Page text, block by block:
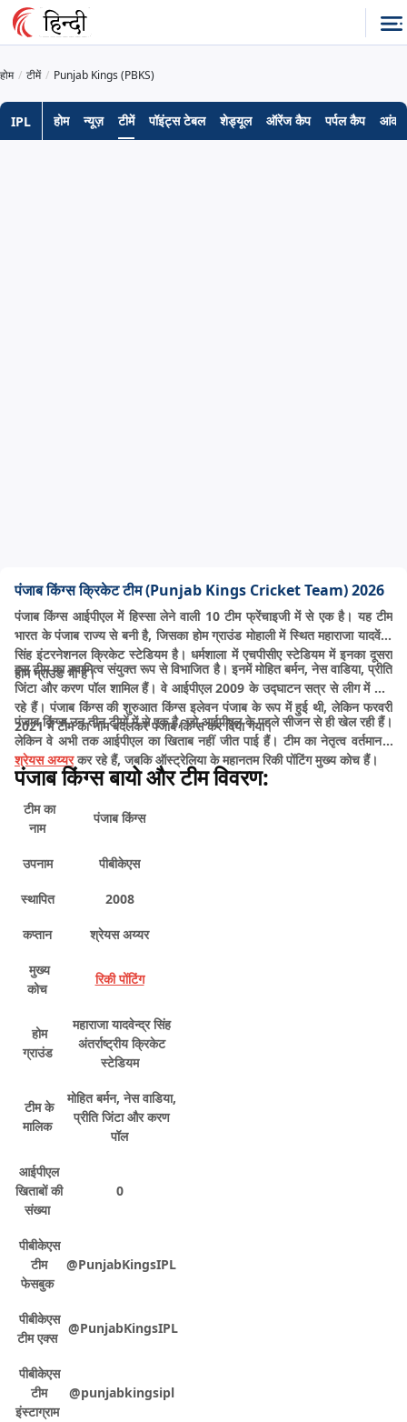
होम टीमें Punjab Kings (PBKS)
IPL होम न्यूज़ टीमें पॉइंट्स टेबल शेड्यूल ऑरेंज कैप पर्पल कैप आंकड़े
पंजाब किंग्स क्रिकेट टीम (Punjab Kings Cricket Team) 2026
पंजाब किंग्स आईपीएल में हिस्सा लेने वाली 10 टीम फ्रेंचाइजी में से एक है। यह टीम
भारत के पंजाब राज्य से बनी है, जिसका होम ग्राउंड मोहाली में स्थित महाराजा यादवेंद्र
सिंह इंटरनेशनल क्रिकेट स्टेडियम है। धर्मशाला में एचपीसीए स्टेडियम में इनका दूसरा
होम ग्राउंड भी है।
इस टीम का स्वामित्व संयुक्त रूप से विभाजित है। इनमें मोहित बर्मन, नेस वाडिया, प्रीति
जिंटा और करण पॉल शामिल हैं। वे आईपीएल 2009 के उद्घाटन सत्र से लीग में खेल
रहे हैं। पंजाब किंग्स की शुरुआत किंग्स इलेवन पंजाब के रूप में हुई थी, लेकिन फरवरी
2021 में टीम का नाम बदलकर पंजाब किंग्स कर दिया गया।
पंजाब किंग्स उन तीन टीमों में से एक है, जो आईपीएल के पहले सीजन से ही खेल रही हैं।
लेकिन वे अभी तक आईपीएल का खिताब नहीं जीत पाई हैं। टीम का नेतृत्व वर्तमान में
श्रेयस अय्यरकर रहे हैं, जबकि ऑस्ट्रेलिया के महानतम रिकी पोंटिंग मुख्य कोच हैं।
पंजाब किंग्स बायो और टीम विवरण:
टीम का
नाम
पंजाब किंग्स
उपनाम पीबीकेएस
स्थापित 2008
कप्तान श्रेयस अय्यर
मुख्य
कोच
रिकी पोंटिंग
होम
ग्राउंड
महाराजा यादवेन्द्र सिंह
अंतर्राष्ट्रीय क्रिकेट
स्टेडियम
टीम के
मालिक
मोहित बर्मन, नेस वाडिया,
प्रीति जिंटा और करण
पॉल
आईपीएल
खिताबों की
संख्या
0
पीबीकेएस
टीम
फेसबुक
@PunjabKingsIPL
पीबीकेएस
टीम एक्स
@PunjabKingsIPL
पीबीकेएस
टीम
इंस्टाग्राम
@punjabkingsipl